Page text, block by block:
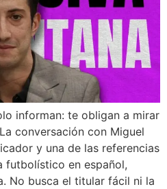
informan: te obligan a mirar
conversación con Miguel
y una de las referencias
futbolístico en español,
No busca el titular fácil ni la